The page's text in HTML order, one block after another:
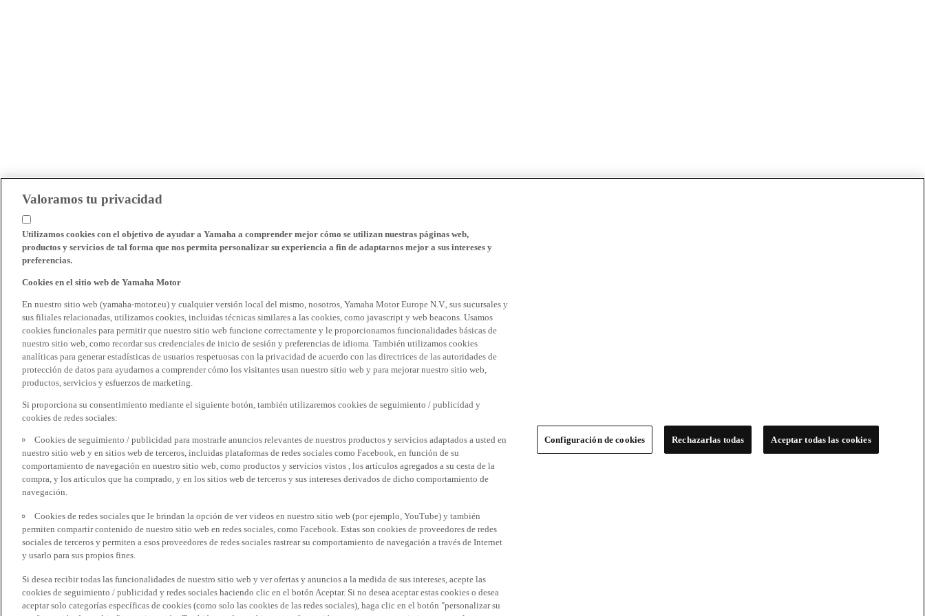
Valoramos tu privacidad
Utilizamos cookies con el objetivo de ayudar a Yamaha a comprender mejor cómo se utilizan nuestras páginas web,
productos y servicios de tal forma que nos permita personalizar su experiencia a fin de adaptarnos mejor a sus intereses y
preferencias.
Cookies en el sitio web de Yamaha Motor
En nuestro sitio web (yamaha-motor.eu) y cualquier versión local del mismo, nosotros, Yamaha Motor Europe N.V., sus sucursales y
sus filiales relacionadas, utilizamos cookies, incluidas técnicas similares a las cookies, como javascript y web beacons. Usamos
cookies funcionales para permitir que nuestro sitio web funcione correctamente y le proporcionamos funcionalidades básicas de
nuestro sitio web, como recordar sus credenciales de inicio de sesión y preferencias de idioma. También utilizamos cookies
analíticas para generar estadísticas de usuarios respetuosas con la privacidad de acuerdo con las directrices de las autoridades de
protección de datos para ayudarnos a comprender cómo los visitantes usan nuestro sitio web y para mejorar nuestro sitio web,
productos, servicios y esfuerzos de marketing.
Si proporciona su consentimiento mediante el siguiente botón, también utilizaremos cookies de seguimiento / publicidad y
cookies de redes sociales:
Cookies de seguimiento / publicidad para mostrarle anuncios relevantes de nuestros productos y servicios adaptados a usted en
nuestro sitio web y en sitios web de terceros, incluidas plataformas de redes sociales como Facebook, en función de su
comportamiento de navegación en nuestro sitio web, como productos y servicios vistos , los artículos agregados a su cesta de la
compra, y los artículos que ha comprado, y en los sitios web de terceros y sus intereses derivados de dicho comportamiento de
navegación.
Cookies de redes sociales que le brindan la opción de ver videos en nuestro sitio web (por ejemplo, YouTube) y también
permiten compartir contenido de nuestro sitio web en redes sociales, como Facebook. Estas son cookies de proveedores de redes
sociales de terceros y permiten a esos proveedores de redes sociales rastrear su comportamiento de navegación a través de Internet
y usarlo para sus propios fines.
Si desea recibir todas las funcionalidades de nuestro sitio web y ver ofertas y anuncios a la medida de sus intereses, acepte las
cookies de seguimiento / publicidad y redes sociales haciendo clic en el botón Aceptar. Si no desea aceptar estas cookies o desea
aceptar solo categorías específicas de cookies (como solo las cookies de las redes sociales), haga clic en el botón "personalizar su
Configuración de cookies Rechazarlas todas Aceptar todas las cookies